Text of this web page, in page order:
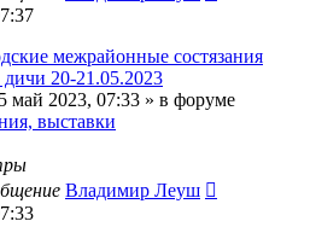
межрайонные состязания
20-21.05.2023
май 2023, 07:33 » в форуме
выставки
Владимир Леуш